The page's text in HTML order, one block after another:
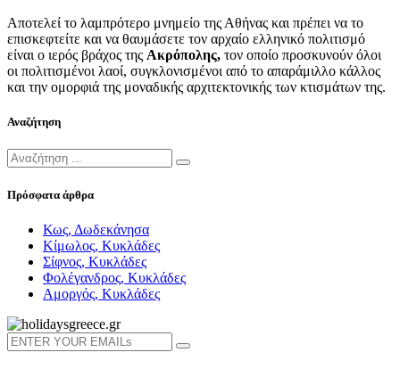
Αποτελεί το λαμπρότερο μνημείο της Αθήνας και πρέπει να το
επισκεφτείτε και να θαυμάσετε τον αρχαίο ελληνικό πολιτισμό
είναι ο ιερός βράχος της Ακρόπολης, τον οποίο προσκυνούν όλοι
οι πολιτισμένοι λαοί, συγκλονισμένοι από το απαράμιλλο κάλλος
και την ομορφιά της μοναδικής αρχιτεκτονικής των κτισμάτων της.
Αναζήτηση
Πρόσφατα άρθρα
Κως, Δωδεκάνησα
Κίμωλος, Κυκλάδες
Σίφνος, Κυκλάδες
Φολέγανδρος, Κυκλάδες
Αμοργός, Κυκλάδες